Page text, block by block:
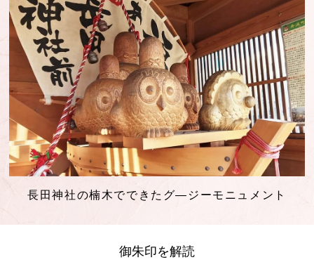
長田神社の楠木でできたグ―ジーモニュメント
御朱印を解読